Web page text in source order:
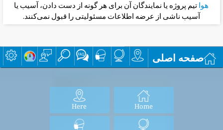
هواتیم پروژه یا نمایندگان آن برای هر گونه از دست دادن، آسیب یا
آسیب ناشی از عرضه اطلاعات مسئولیتی را قبول نمی‌کنند.
صفحه اصلی
Home
Here